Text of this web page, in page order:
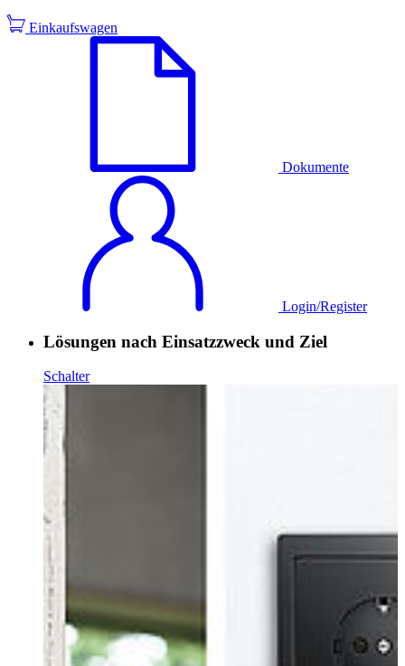
Einkaufswagen
Dokumente
Login/Register
Lösungen nach Einsatzzweck und Ziel
Schalter